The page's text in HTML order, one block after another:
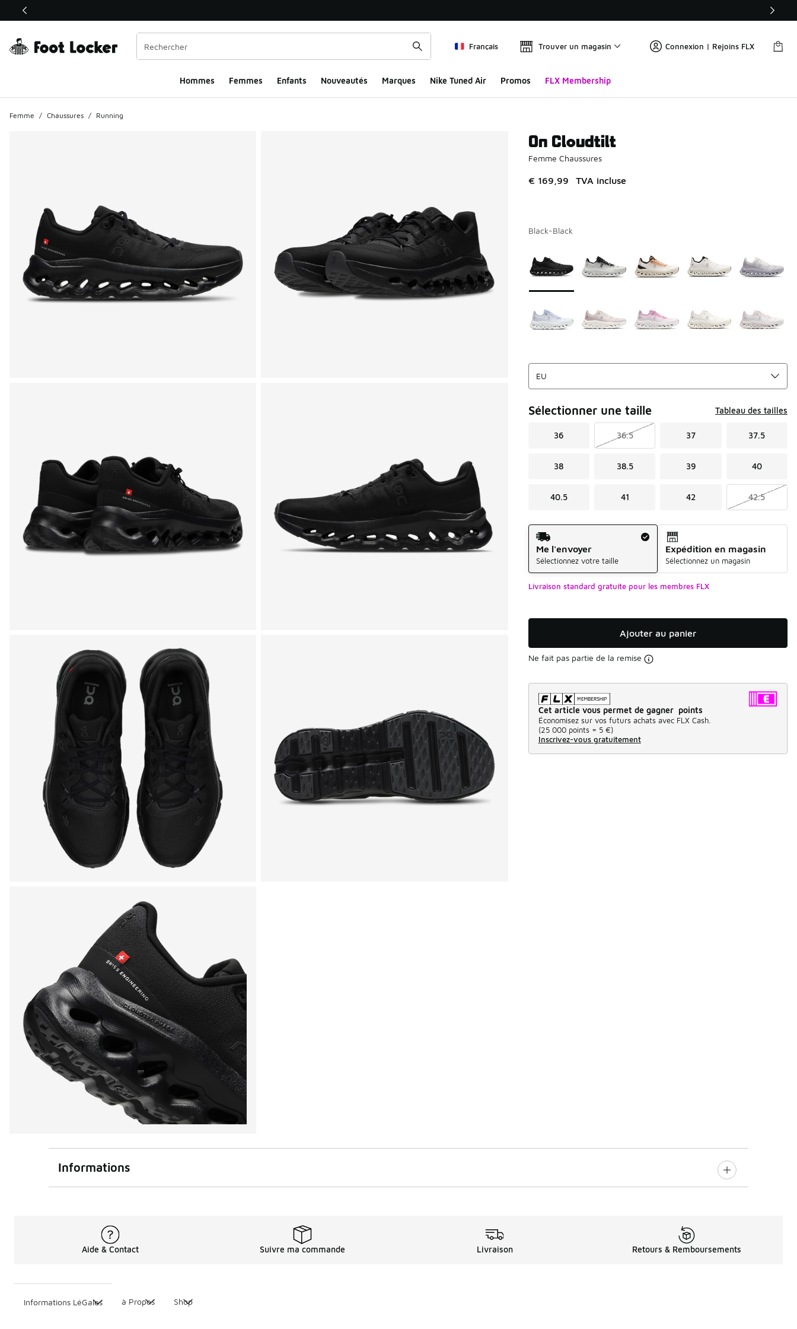
Ce lien ouvrira une nouvelle fenêtre
Français Trouver un magasin Connexion | Rejoins FLX
Hommes​ Femmes Enfants Nouveautés Marques Nike Tuned Air Promos FLX Membership
Femme / Chaussures / Running
On Cloudtilt
Femme Chaussures
€ 169,99 TVA incluse
Black-Black
Sélectionner une taille Tableau des tailles
36 36.5 37 37.5
38 38.5 39 40
40.5 41 42 42.5
Mode d'expédition
Me l'envoyer
Sélectionnez votre taille
Expédition en magasin
Sélectionnez un magasin
Livraison standard gratuite pour les membres FLX
Ajouter au panier
Ne fait pas partie de la remise
Cet article vous permet de gagner points
Économisez sur vos futurs achats avec FLX Cash.
(25 000 points = 5 €)
Inscrivez-vous gratuitement
Informations
Aide & Contact Suivre ma commande Livraison Retours & Remboursements
Informations LéGales à Propos Shop